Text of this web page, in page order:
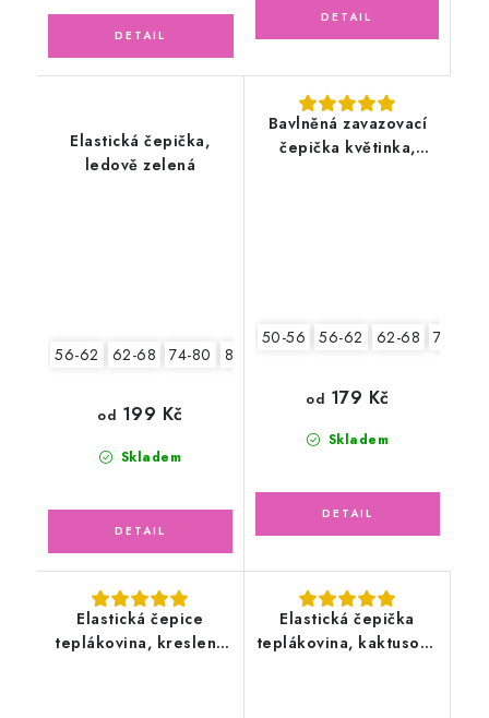
Elastická čepička,
ledově zelená
56-62 62-68 74-80 80-86
Skladem
od 199 Kč
Bavlněná zavazovací
čepička květinka,
50-56 56-62 62-68 74-80
Skladem
od 179 Kč
Elastická čepice
teplákovina, kreslená
Elastická čepička
teplákovina, kaktusově